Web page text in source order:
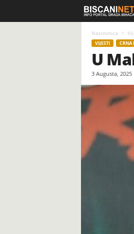
Naslovnica
VIJESTI CRNA
U
3 Augusta, 2025